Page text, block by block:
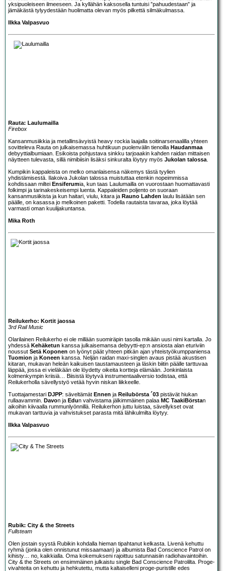
yksipuoleiseen ilmeeseen. Ja kyllähän kaksosella tuntuisi ”pahuudestaan” ja
jämäkästä tylyydestään huolimatta olevan myös pilkettä silmäkulmassa.
Ilkka Valpasvuo
Rauta: Laulumailla
Firebox
Kansanmusiikkia ja metallinsävyistä heavy rockia laajalla soitinarsenaalilla yhteen
sovitteleva Rauta on julkaisemassa huhtikuun puolenvälin tienoilla Haudanmaa
debyyttialbumiaan. Esikoista pohjustava sinkku tarjoaakin kahden raidan mittaisen
näytteen tulevasta, sillä nimibiisin lisäksi sinkuralta löytyy myös Jukolan talossa
Kumpikin kappaleista on melko omanlaisensa näkemys tästä tyylien
yhdistämisestä. Ilakoiva Jukolan talossa muistuttaa etenkin nopeimmissa
kohdissaan miltei Ensiferumia, kun taas Laulumailla on vuorostaan huomattavasti
folkimpi ja tarinakeskeisempi luenta. Kappaleiden poljento on suoraan
kansanmusiikista ja kun haitari, viulu, kitara ja Rauno Lahden laulu lisätään sen
päälle, on kasassa jo melkoinen paketti. Todella rautaista tavaraa, joka löytää
varmasti oman kuulijakuntansa.
Mika Roth
Reilukerho: Kortit jaossa
3rd Rail Music
Olarilainen Reilukerho ei ole millään suomiräpin tasolla mikään uusi nimi kartalla. Jo
yhdessä Kehäketun kanssa julkaisemansa debyytti-ep:n ansiosta alan eturiviin
noussut Setä Koponen on lyönyt päät yhteen pitkän ajan yhteistyökumppaniensa
Tuomion ja Koneen kanssa. Neljän raidan maxi-singlen avaus pistää akustisen
kitaran, mukavan heleän kaikuisen taustamausteen ja läskin biitin päälle tarttuvaa
läppää, jossa ei vieläkään ole löydetty oikeita kortteja elämään. Jonkinlaista
kolmenkympin kriisiä… Biisistä löytyvä instrumentaaliversio todistaa, että
Reilukerholla sävellystyö vetää hyvin niskan liikkeelle.
Tuottajamestari DJPP: säveltämät Ennen ja Reilubörsta ´03 pistävät hiukan
rullaavammin. Davon ja Edun vahvistama jälkimmäinen palaa MC TaakiBörstan
aikoihin kiivaalla rummunlyönnillä. Reilukerhon juttu luistaa, sävellykset ovat
mukavan tarttuvia ja vahvistukset parasta mitä lähikulmilta löytyy.
Ilkka Valpasvuo
Rubik: City & the Streets
Fullsteam
Olen jostain syystä Rubikin kohdalla hieman tipahtanut kelkasta. Livenä kehuttu
ryhmä (jonka olen onnistunut missaamaan) ja albumista Bad Conscience Patrol on
kihisty… no, kaikkialla. Oma kokemukseni rajoittuu satunnaisiin radiohavaintoihin.
City & the Streets on ensimmäinen julkaistu single Bad Conscience Patrolilta. Proge-
vivahteita on kehuttu ja hehkutettu, mutta kaltaiselleni proge-puristille edes